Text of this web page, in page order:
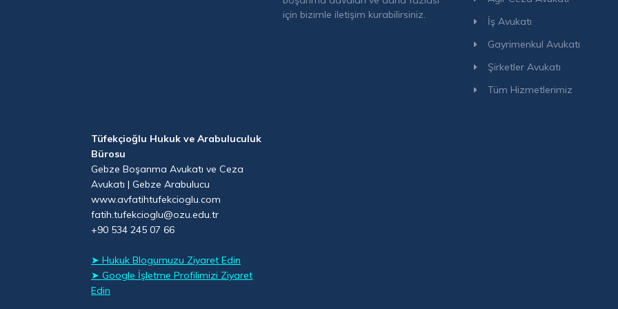
için bizimle iletişim kurabilirsiniz.
İş Avukatı
Gayrimenkul Avukatı
Şirketler Avukatı
Tüm Hizmetlerimiz
Tüfekçioğlu Hukuk ve Arabuluculuk
Bürosu
Gebze Boşanma Avukatı ve Ceza
Avukatı | Gebze Arabulucu
www.avfatihtufekcioglu.com
fatih.tufekcioglu@ozu.edu.tr
+90 534 245 07 66
➤ Hukuk Blogumuzu Ziyaret Edin
➤ Google İşletme Profilimizi Ziyaret
Edin